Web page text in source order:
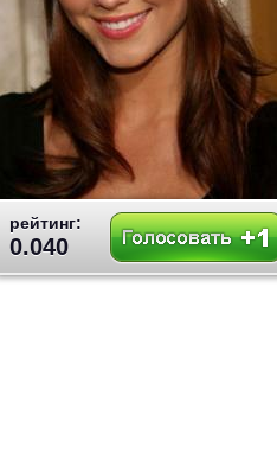
рейтинг:
0.040